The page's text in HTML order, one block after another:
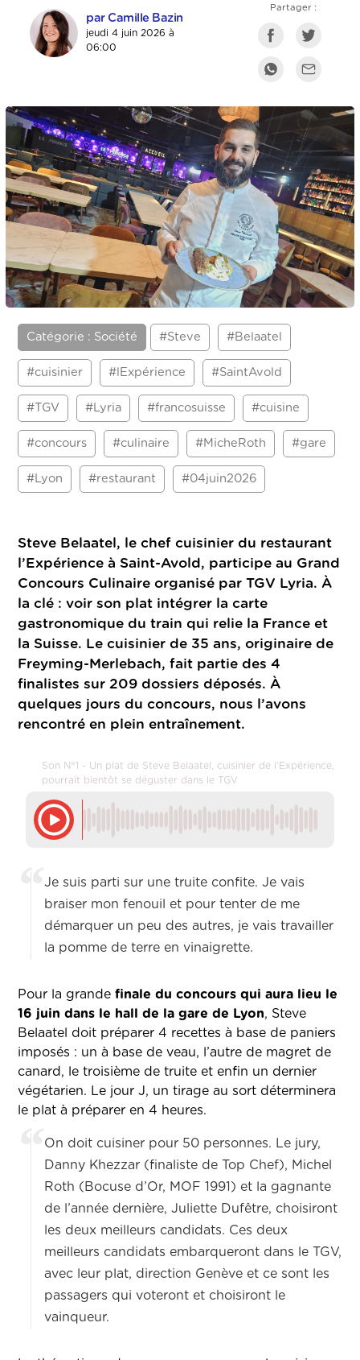
par Camille Bazin
jeudi 4 juin 2026 à
06:00
Partager :
Catégorie : Société #Steve #Belaatel
#cuisinier #lExpérience #SaintAvold
#TGV #Lyria #francosuisse #cuisine
#concours #culinaire #MicheRoth #gare
#Lyon #restaurant #04juin2026
Steve Belaatel, le chef cuisinier du restaurant
l’Expérience à Saint-Avold, participe au Grand
Concours Culinaire organisé par TGV Lyria. À
la clé : voir son plat intégrer la carte
gastronomique du train qui relie la France et
la Suisse. Le cuisinier de 35 ans, originaire de
Freyming-Merlebach, fait partie des 4
finalistes sur 209 dossiers déposés. À
quelques jours du concours, nous l’avons
rencontré en plein entraînement.
Son N°1 - Un plat de Steve Belaatel, cuisinier de l’Expérience,
pourrait bientôt se déguster dans le TGV
Je suis parti sur une truite confite. Je vais
braiser mon fenouil et pour tenter de me
démarquer un peu des autres, je vais travailler
la pomme de terre en vinaigrette.
Pour la grandefinale du concours qui aura lieu le
16 juin dans le hall de la gare de Lyon, Steve
Belaatel doit préparer 4 recettes à base de paniers
imposés : un à base de veau, l’autre de magret de
canard, le troisième de truite et enfin un dernier
végétarien. Le jour J, un tirage au sort déterminera
le plat à préparer en 4 heures.
On doit cuisiner pour 50 personnes. Le jury,
Danny Khezzar (finaliste de Top Chef), Michel
Roth (Bocuse d’Or, MOF 1991) et la gagnante
de l’année dernière, Juliette Dufêtre, choisiront
les deux meilleurs candidats. Ces deux
meilleurs candidats embarqueront dans le TGV,
avec leur plat, direction Genève et ce sont les
passagers qui voteront et choisiront le
vainqueur.